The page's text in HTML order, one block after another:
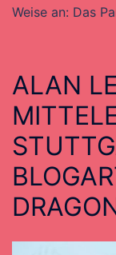
Weise an: Das
ALAN